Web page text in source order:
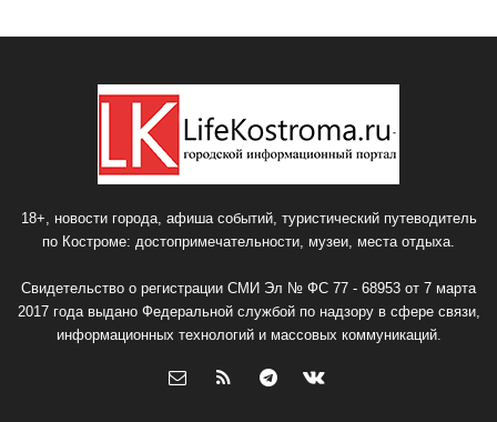
18+, новости города, афиша событий, туристический путеводитель
по Костроме: достопримечательности, музеи, места отдыха.
Свидетельство о регистрации СМИ Эл № ФС 77 - 68953 от 7 марта
2017 года выдано Федеральной службой по надзору в сфере связи,
информационных технологий и массовых коммуникаций.